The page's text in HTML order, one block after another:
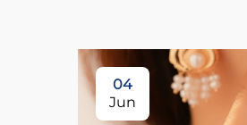
04
Jun